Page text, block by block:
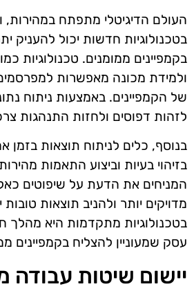
העולם הדיגיטלי מתפתח במהירות,
בטכנולוגיות חדשות יכול להעניק
בקמפיינים ממומנים. טכנולוגיות
ולמידת מכונה מאפשרות
של הקמפיינים. באמצעות ניתוח
לזהות דפוסים ולחזות התנהגות
בנוסף, כלים לניתוח תוצאות בזמן
בזיהוי בעיות וביצוע התאמות
המניחים את הדעת על שיפוטים
מדויקים יותר ולהניב תוצאות
בטכנולוגיות מתקדמות היא מהלך
עסק שמעוניין להצליח בקמפיינים
יישום שיטות עבודה